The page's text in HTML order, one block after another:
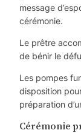
message
cérémonie.
Le prêtre
de bénir le
Les pompes
disposition
préparation
Cérémonie